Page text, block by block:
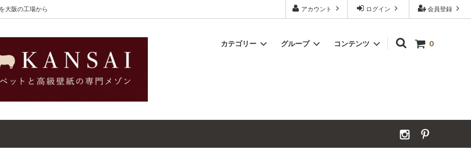
会員登録
ログイン
アカウント
大阪の工場から
0
カテゴリー
Wilton（ザ・ウィルトン）
ペットクリーナー｜シミトリ剤 吸着シート お見積ページ
グループ
ルラグ
コンテンツ
ペットガイド